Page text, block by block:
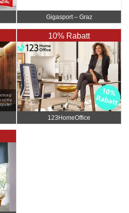
Gigasport – Graz
10% Rabatt
123HomeOffice